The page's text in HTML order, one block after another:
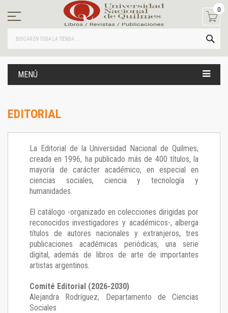
contenido
0
MENÚ
EDITORIAL
La Editorial de la Universidad Nacional de Quilmes,
creada en 1996, ha publicado más de 400 títulos, la
mayoría de carácter académico, en especial en
ciencias sociales, ciencia y tecnología y
humanidades.
El catálogo -organizado en colecciones dirigidas por
reconocidos investigadores y académicos-, alberga
títulos de autores nacionales y extranjeros, tres
publicaciones académicas periódicas, una serie
digital, además de libros de arte de importantes
artistas argentinos.
Comité Editorial (2026-2030)
Alejandra Rodríguez, Departamento de Ciencias
Sociales